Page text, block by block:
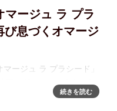
マージュ ラ プラ
び息づくオマージ
ージュ ラ プラシード」
ャリアに多大な影響をも
続きを読む